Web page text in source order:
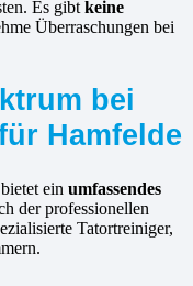
Es gibt keine
Überraschungen bei
bei
Hamfelde
ein umfassendes
der professionellen
Tatortreiniger,